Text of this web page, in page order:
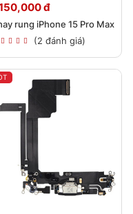
đ
rung iPhone 15 Pro Max
(2 đánh giá)